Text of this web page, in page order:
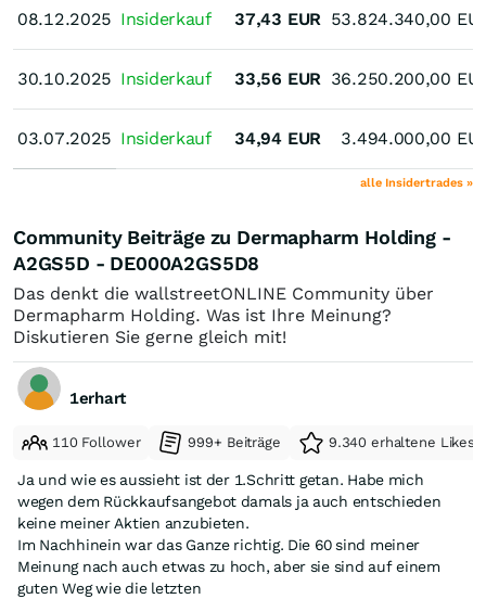
08.12.2025
30.10.2025
03.07.2025
08.12.2025 Insiderkauf 37,43 EUR 53.824.340,00
30.10.2025 Insiderkauf 33,56 EUR 36.250.200,00
03.07.2025 Insiderkauf 34,94 EUR 3.494.000,00
alle Insidertrades »
Community Beiträge zu Dermapharm Holding -
A2GS5D - DE000A2GS5D8
Das denkt die wallstreetONLINE Community über
Dermapharm Holding. Was ist Ihre Meinung?
Diskutieren Sie gerne gleich mit!
1erhart
110 Follower 999+ Beiträge 9.340 erhaltene Likes
Ja und wie es aussieht ist der 1.Schritt getan. Habe mich
wegen dem Rückkaufsangebot damals ja auch entschieden
keine meiner Aktien anzubieten.
Im Nachhinein war das Ganze richtig. Die 60 sind meiner
Meinung nach auch etwas zu hoch, aber sie sind auf einem
guten Weg wie die letzten